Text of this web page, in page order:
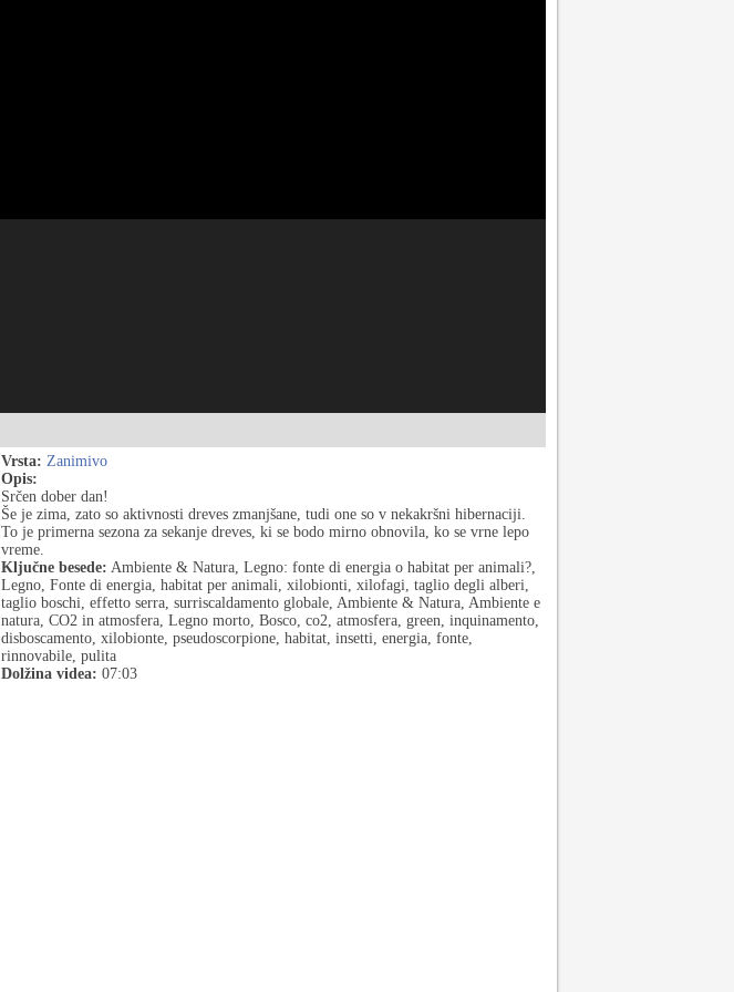
Vrsta: Zanimivo
Opis:
Srčen dober dan!
Še je zima, zato so aktivnosti dreves zmanjšane, tudi one so v nekakršni hibernaciji.
To je primerna sezona za sekanje dreves, ki se bodo mirno obnovila, ko se vrne lepo
vreme.
Ključne besede: Ambiente & Natura, Legno: fonte di energia o habitat per animali?,
Legno, Fonte di energia, habitat per animali, xilobionti, xilofagi, taglio degli alberi,
taglio boschi, effetto serra, surriscaldamento globale, Ambiente & Natura, Ambiente e
natura, CO2 in atmosfera, Legno morto, Bosco, co2, atmosfera, green, inquinamento,
disboscamento, xilobionte, pseudoscorpione, habitat, insetti, energia, fonte,
rinnovabile, pulita
Dolžina videa: 07:03